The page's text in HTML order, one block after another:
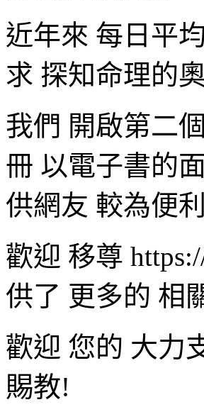
近年來 每日平
求 探知命理的
我們 開啟第二
冊 以電子書的
供網友 較為便
歡迎 移尊
供了 更多的
歡迎 您的 大力
賜教!